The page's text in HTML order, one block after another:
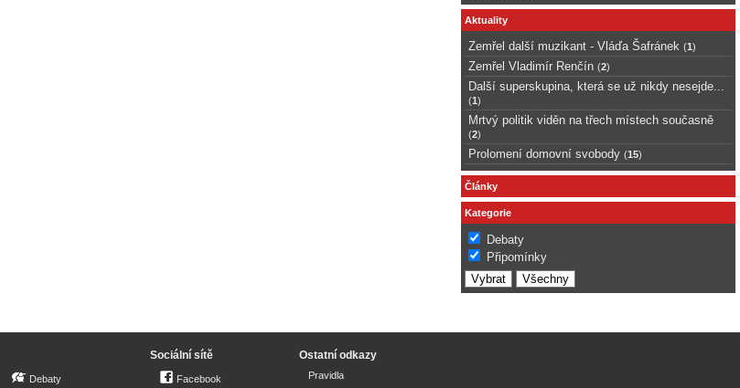
Aktuality
Zemřel další muzikant - Vláďa Šafránek (1 )
Zemřel Vladimír Renčín (2)
Další superskupina, která se už nikdy nesejde...
(1 )
Mrtvý politik viděn na třech místech současně
(2)
Prolomení domovní svobody (15)
Články
Kategorie
Debaty
Připomínky
Debaty
Sociální sítě
Facebook
Ostatní odkazy
Pravidla